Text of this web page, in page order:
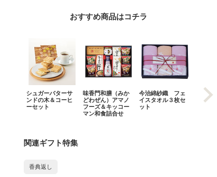
おすすめ商品はコチラ
シュガーバターサ
ンドの木＆コーヒ
ーセット
味香門和膳（みか
どわぜん）アマノ
フーズ＆キッコー
マン和食詰合せ
今治綿紗織 フェ
イスタオル３枚セ
ット
香味彩
関連ギフト特集
香典返し